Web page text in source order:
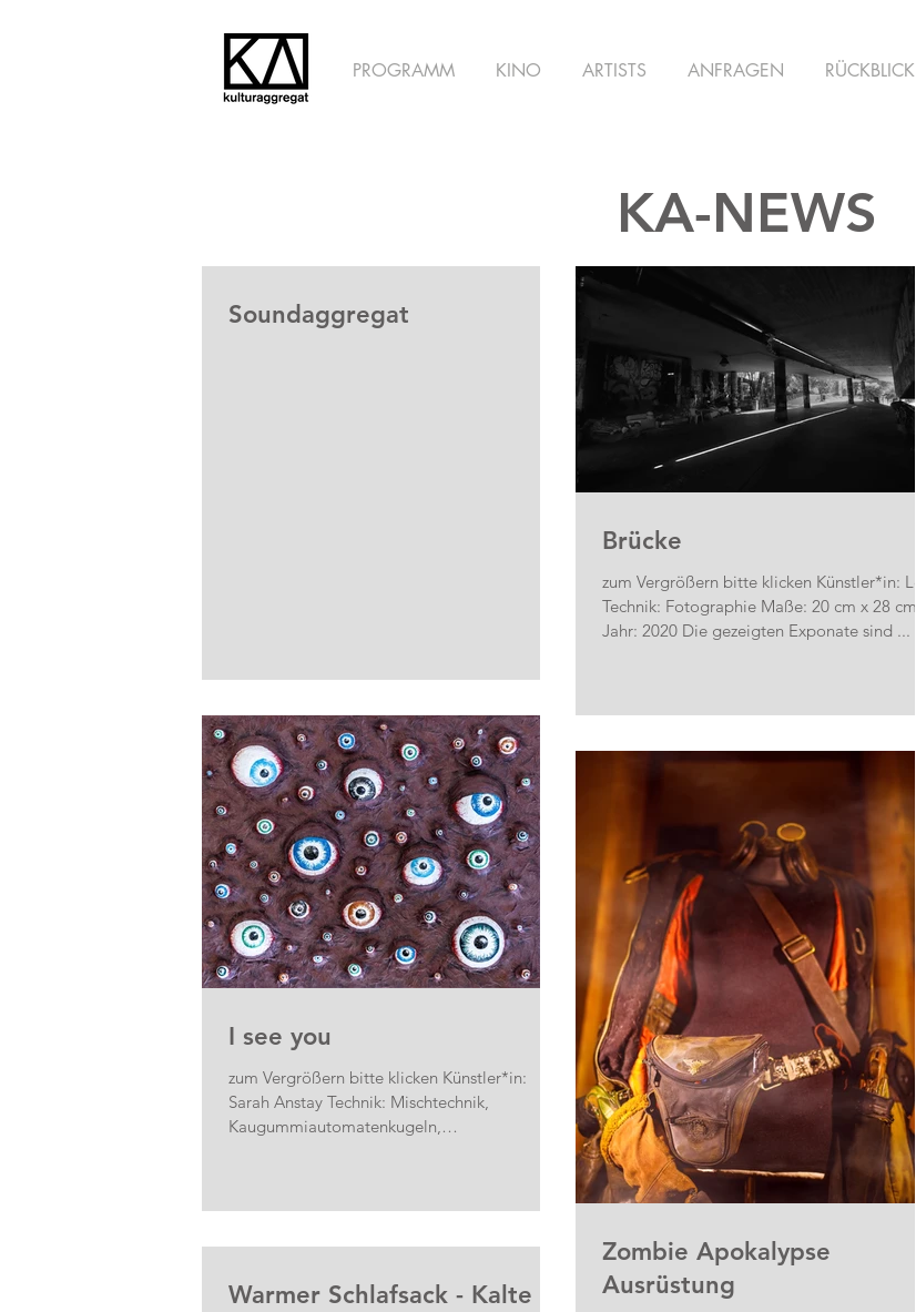
PROGRAMM KINO ARTISTS ANFRAGEN RÜCKBLICK
KA-NEWS
Soundaggregat
Brücke
zum Vergrößern bitte klicken Künstler*in: Leo
Technik: Fotographie Maße: 20 cm x 28 cm
Jahr: 2020 Die gezeigten Exponate sind ...
I see you
zum Vergrößern bitte klicken Künstler*in:
Sarah Anstay Technik: Mischtechnik,
Kaugummiautomatenkugeln,
Zombie Apokalypse
Ausrüstung
Warmer Schlafsack - Kalte